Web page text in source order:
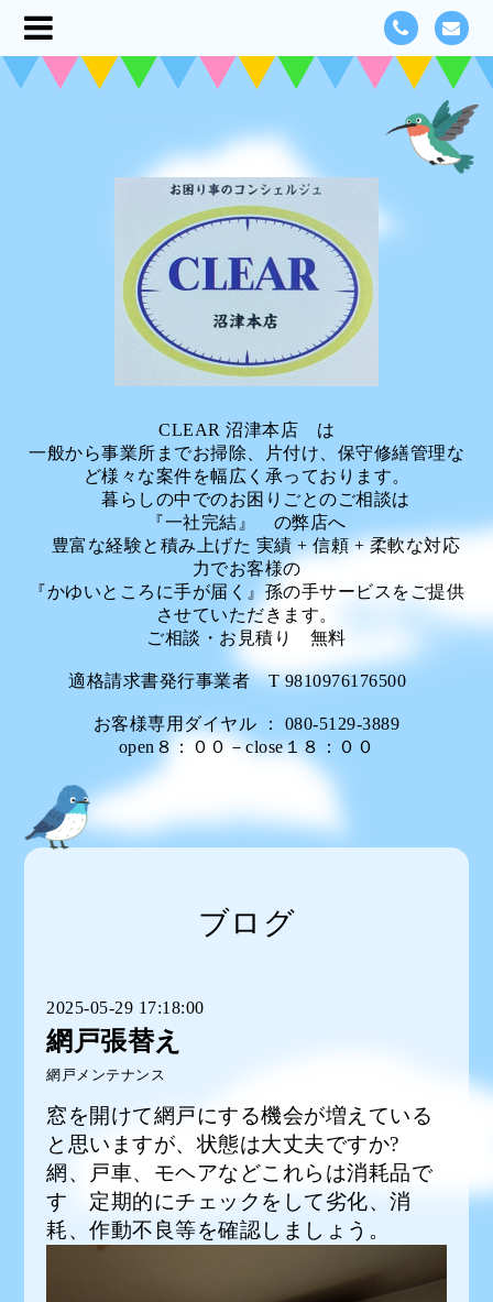
CLEAR 沼津本店 は
一般から事業所までお掃除、片付け、保守修繕管理な
ど様々な案件を幅広く承っております。
暮らしの中でのお困りごとのご相談は
『一社完結』 の弊店へ
豊富な経験と積み上げた 実績 + 信頼 + 柔軟な対応
力でお客様の
『かゆいところに手が届く』孫の手サービスをご提供
させていただきます。
ご相談・お見積り 無料
適格請求書発行事業者 T 9810976176500
お客様専用ダイヤル ： 080-5129-3889
open８：００－close１８：００
ブログ
2025-05-29 17:18:00
網戸張替え
網戸メンテナンス
窓を開けて網戸にする機会が増えている
と思いますが、状態は大丈夫ですか?
網、戸車、モヘアなどこれらは消耗品で
す 定期的にチェックをして劣化、消
耗、作動不良等を確認しましょう。